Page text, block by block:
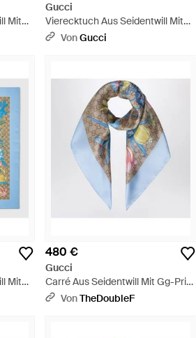
Mit
Gucci
Vierecktuch Aus Seidentwill Mit
Gg Print - Grün
VonGucci
Mit
480 €
Gucci
Carré Aus Seidentwill Mit Gg-Print
- Blau
VonTheDoubleF